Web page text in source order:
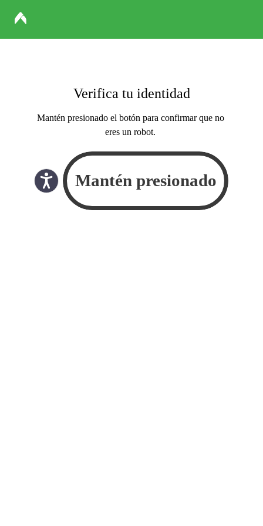
Verifica tu identidad
Mantén presionado el botón para confirmar que no
eres un robot.